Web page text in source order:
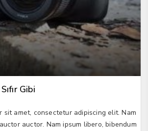
Gibi
sit amet, consectetur adipiscing elit. Nam
auctor. Nam ipsum libero, bibendum